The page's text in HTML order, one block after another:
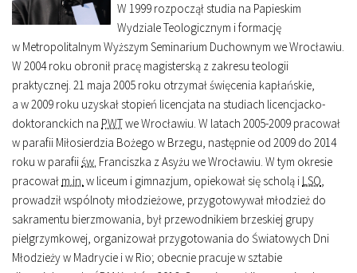
W 1999 rozpoczął studia na Papieskim
Wydziale Teologicznym i formację
w Metropolitalnym Wyższym Seminarium Duchownym we Wrocławiu.
W 2004 roku obronił pracę magisterską z zakresu teologii
praktycznej. 21 maja 2005 roku otrzymał święcenia kapłańskie,
a w 2009 roku uzyskał stopień licencjata na studiach licencjacko-
doktoranckich na PWTwe Wrocławiu. W latach 2005-2009 pracował
w parafii Miłosierdzia Bożego w Brzegu, następnie od 2009 do 2014
roku w parafiiśw. Franciszka z Asyżu we Wrocławiu. W tym okresie
pracował m.in. w liceum i gimnazjum, opiekował się scholą i LSO,
prowadził wspólnoty młodzieżowe, przygotowywał młodzież do
sakramentu bierzmowania, był przewodnikiem brzeskiej grupy
pielgrzymkowej, organizował przygotowania do Światowych Dni
Młodzieży w Madrycie i w Rio; obecnie pracuje w sztabie